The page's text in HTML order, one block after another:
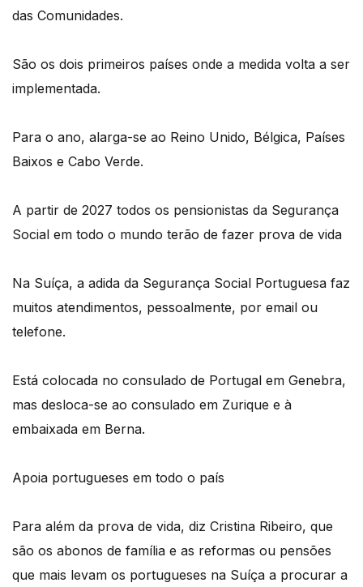
das Comunidades.
São os dois primeiros países onde a medida volta a ser
implementada.
Para o ano, alarga-se ao Reino Unido, Bélgica, Países
Baixos e Cabo Verde.
A partir de 2027 todos os pensionistas da Segurança
Social em todo o mundo terão de fazer prova de vida
Na Suíça, a adida da Segurança Social Portuguesa faz
muitos atendimentos, pessoalmente, por email ou
telefone.
Está colocada no consulado de Portugal em Genebra,
mas desloca-se ao consulado em Zurique e à
embaixada em Berna.
Apoia portugueses em todo o país
Para além da prova de vida, diz Cristina Ribeiro, que
são os abonos de família e as reformas ou pensões
que mais levam os portugueses na Suíça a procurar a